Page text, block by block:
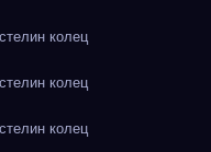
колец
колец
колец